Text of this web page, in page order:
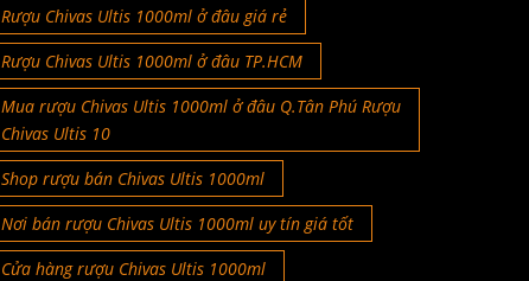
Rượu Chivas Ultis 1000ml ở đâu giá rẻ
Rượu Chivas Ultis 1000ml ở đâu TP.HCM
Mua rượu Chivas Ultis 1000ml ở đâu Q.Tân Phú Rượu
Chivas Ultis 10
Shop rượu bán Chivas Ultis 1000ml
Nơi bán rượu Chivas Ultis 1000ml uy tín giá tốt
Cửa hàng rượu Chivas Ultis 1000ml